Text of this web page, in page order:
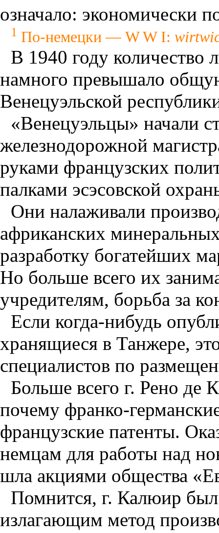
означало: экономически
1 По-немецки — W W I:
В 1940 году количество
намного превышало
Венецуэльской
«Венецуэльцы» начали
железнодорожной
руками французских
палками эсэсовской
Они налаживали
африканских
разработку богатейших
Но больше всего их
учредителям, борьба за
Если когда-нибудь
хранящиеся в Танжере,
специалистов по
Больше всего г. Рено де
почему франко-
французские патенты.
немцам для работы над
шла акциями общества
Помнится, г. Калюир был
излагающим метод